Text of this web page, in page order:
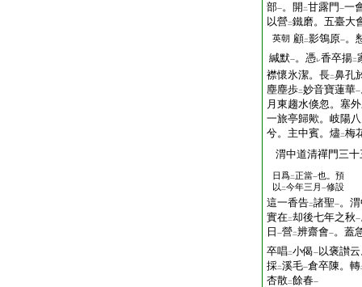
部一。開 二甘露門 一一
以營二鐵磨。五臺大
英朝 顧二影鴒原一。
緘默一。憑レ香卒揚二
襟懷氷潔。長二鼻孔
塵塵歩二妙音寶蓮華一
月東趨水倏忽。塞
一旅亭歸歟。岐陽
兮。主中賓。燼二梅
渭中道清禪門三
日爲二正當一也。預
以 二今年三月 一修設
這一香告二諸聖一。
實在二却後七年之秋一
日 一營二辨齋會一。蓋
卒唱二小偈一 以褒讃
採二溪毛一倉卒陳。轉
杏散二餘春一